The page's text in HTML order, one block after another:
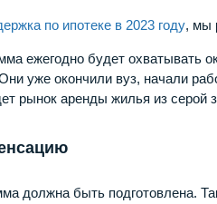
по ипотеке в 2023 году, мы
ежегодно будет охватывать
уже окончили вуз, начали
рынок аренды жилья из серой
должна быть подготовлена.